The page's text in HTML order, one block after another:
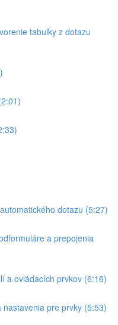
tabuľky z dotazu
dotazu (5:27)
a prepojenia
a ovládacích prvkov (6:16)
pre prvky (5:53)